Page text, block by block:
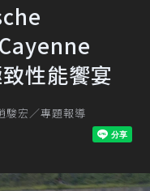
性能饗宴
駿宏／專題報導